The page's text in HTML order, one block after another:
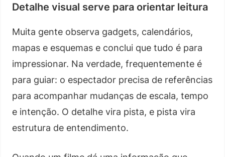
Detalhe visual serve para orientar leitura
Muita gente observa gadgets, calendários,
mapas e esquemas e conclui que tudo é para
impressionar. Na verdade, frequentemente é
para guiar: o espectador precisa de referências
para acompanhar mudanças de escala, tempo
e intenção. O detalhe vira pista, e pista vira
estrutura de entendimento.